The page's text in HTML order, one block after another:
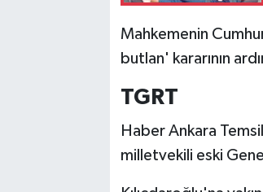
Mahkemenin
butlan' kararının
TGRT
Haber Ankara
milletvekili eski